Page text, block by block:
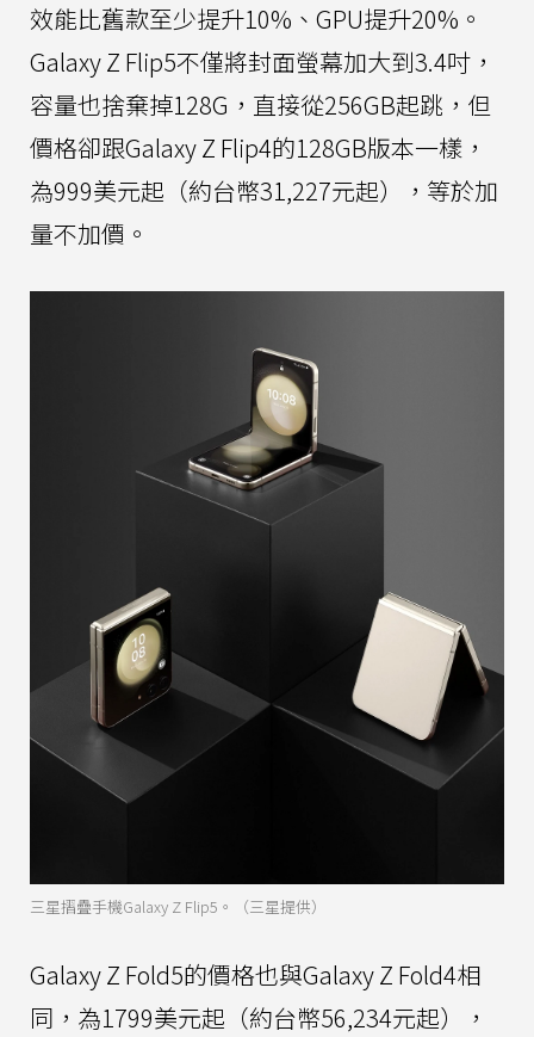
效能比舊款至少提升10%、GPU提升20%。
Galaxy Z Flip5不僅將封面螢幕加大到3.4吋，
容量也捨棄掉128G，直接從256GB起跳，但
價格卻跟Galaxy Z Flip4的128GB版本一樣，
為999美元起（約台幣31,227元起），等於加
量不加價。
三星摺疊手機Galaxy Z Flip5。（三星提供）
Galaxy Z Fold5的價格也與Galaxy Z Fold4相
同，為1799美元起（約台幣56,234元起），